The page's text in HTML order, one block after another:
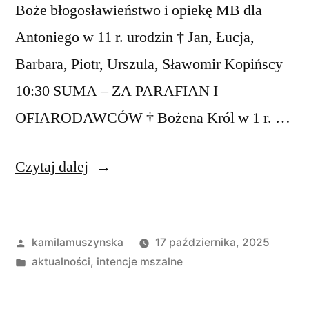
Boże błogosławieństwo i opiekę MB dla
Antoniego w 11 r. urodzin † Jan, Łucja,
Barbara, Piotr, Urszula, Sławomir Kopińscy
10:30 SUMA – ZA PARAFIAN I
OFIARODAWCÓW † Bożena Król w 1 r. …
Czytaj dalej „Intencje
26
października
Opublikowane
przez
kamilamuszynska
17 października, 2025
Opublikowano
aktualności, intencje mszalne